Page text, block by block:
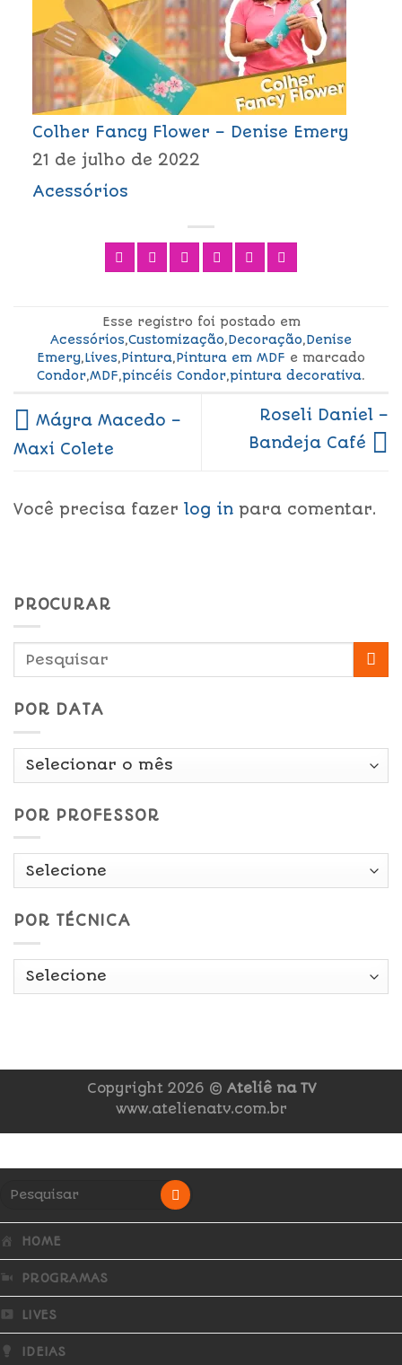
Colher Fancy Flower – Denise Emery
21 de julho de 2022
Acessórios
Esse registro foi postado em
Acessórios,Customização,Decoração,Denise
Emery,Lives,Pintura,Pintura em MDF e marcado
Condor,MDF,pincéis Condor,pintura decorativa.
Máyra Macedo –
Maxi Colete
Roseli Daniel –
Bandeja Café
Você precisa fazer log in para comentar.
PROCURAR
POR DATA
Por
POR PROFESSOR
POR TÉCNICA
Copyright 2026 © Ateliê na TV
www.atelienatv.com.br
HOME
PROGRAMAS
LIVES
IDEIAS